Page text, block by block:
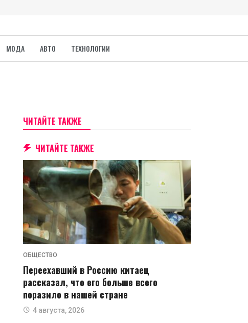
МОДА АВТО ТЕХНОЛОГИИ
ЧИТАЙТЕ ТАКЖЕ
ЧИТАЙТЕ ТАКЖЕ
ОБЩЕСТВО
Переехавший в Россию китаец
рассказал, что его больше всего
поразило в нашей стране
4 августа, 2026